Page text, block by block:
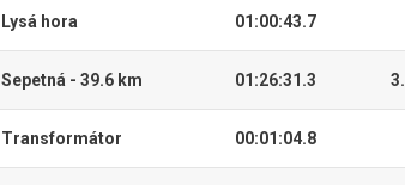
Lysá hora 01:00:43.7
Sepetná - 39.6 km 01:26:31.3 3.
Transformátor 00:01:04.8